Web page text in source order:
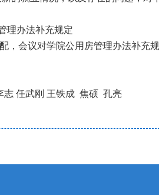
理办法补充规定
，会议对学院公用房管理办法补充
任武刚 王铁成 焦硕 孔亮